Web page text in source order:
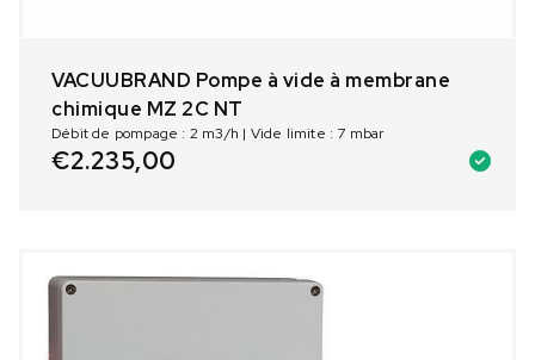
VACUUBRAND Pompe à vide à membrane
chimique MZ 2C NT
Débit de pompage : 2 m3/h | Vide limite : 7 mbar
€2.235,00